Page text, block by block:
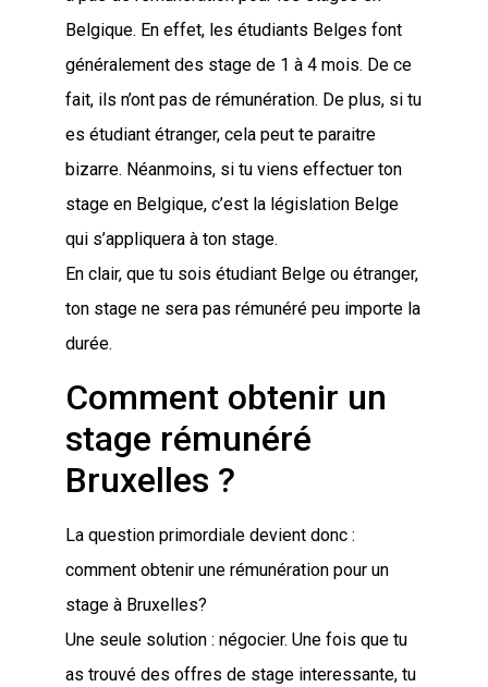
Belgique. En effet, les étudiants Belges font
généralement des stage de 1 à 4 mois. De ce
fait, ils n’ont pas de rémunération. De plus, si tu
es étudiant étranger, cela peut te paraitre
bizarre. Néanmoins, si tu viens effectuer ton
stage en Belgique, c’est la législation Belge
qui s’appliquera à ton stage.
En clair, que tu sois étudiant Belge ou étranger,
ton stage ne sera pas rémunéré peu importe la
durée.
Comment obtenir un
stage rémunéré
Bruxelles ?
La question primordiale devient donc :
comment obtenir une rémunération pour un
stage à Bruxelles?
Une seule solution : négocier. Une fois que tu
as trouvé des offres de stage interessante, tu